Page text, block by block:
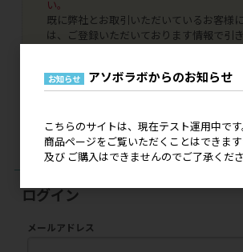
い。
既に弊社とお取引いただいているお客様
は、ご登録いただいております情報で引
で、NP掛け払いへの変更手続きをお申し
したら幸いです。
本稼働につきましては、詳細が決まり次
たします。どうぞよろしくお願いいたしま
ログイン
メールアドレス
お知らせ アソボラボからのお知らせ
こちらのサイトは、現在テスト運用中です
商品ページをご覧いただくことはできま
及び ご購入はできませんのでご了承くださ